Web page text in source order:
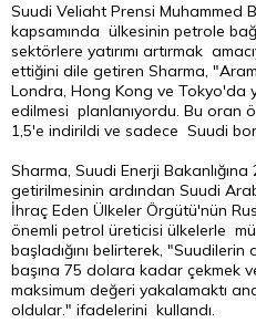
Suudi Veliaht Prensi Muhammed
kapsamında ülkesinin petrole
sektörlere yatırımı artırmak
ettiğini dile getiren Sharma,
Londra, Hong Kong ve Tokyo'da
edilmesi planlanıyordu. Bu oran
1,5'e indirildi ve sadece Suudi
Sharma, Suudi Enerji
getirilmesinin ardından Suudi
İhraç Eden Ülkeler Örgütü'nün
önemli petrol üreticisi ülkelerle
başladığını belirterek, "Suudilerin
başına 75 dolara kadar çekmek
maksimum değeri yakalamaktı
oldular." ifadelerini kullandı.